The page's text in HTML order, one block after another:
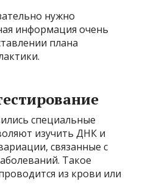
нужно
информация очень
плана
специальные
изучить ДНК и
связанные с
Такое
из крови или